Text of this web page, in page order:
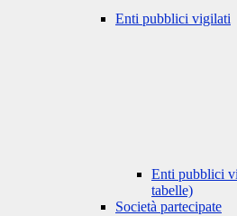
Enti pubblici vigilati
Enti pubblici
tabelle)
Società partecipate